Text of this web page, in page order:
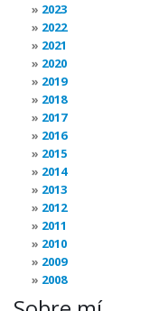
2023
2022
2021
2020
2019
2018
2017
2016
2015
2014
2013
2012
2011
2010
2009
2008